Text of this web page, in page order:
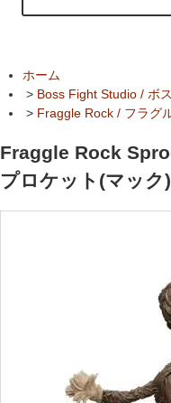
ホーム
> Boss Fight Studio / ボ
> Fraggle Rock / フラグ
Fraggle Rock
プロケット(マック)